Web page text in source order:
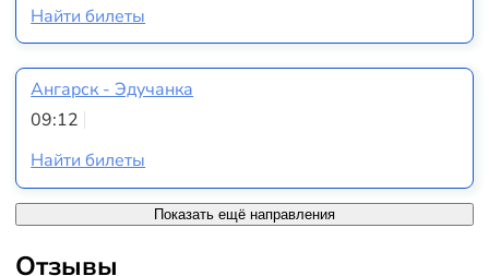
Найти билеты
Ангарск - Эдучанка
09:12
Найти билеты
Показать ещё направления
Отзывы